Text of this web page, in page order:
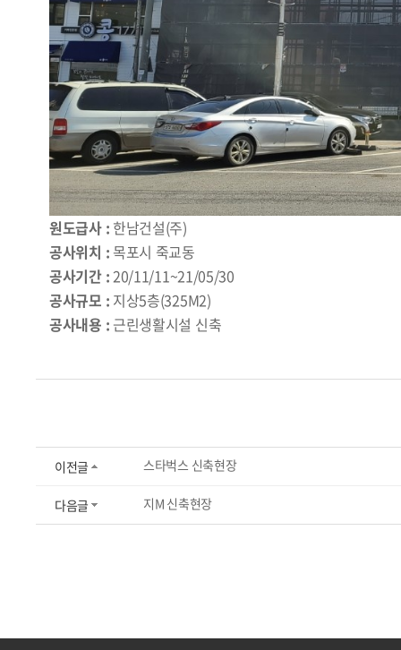
원도급사 : 한남건설(주)
공사위치 : 목포시 죽교동
공사기간 : 20/11/11~21/05/30
공사규모 : 지상5층(325M2)
공사내용 : 근린생활시설 신축
이전글 스타벅스 신축현장
다음글 지M 신축현장